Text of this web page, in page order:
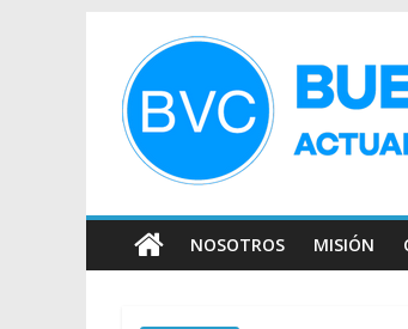
NOSOTROS MISIÓN